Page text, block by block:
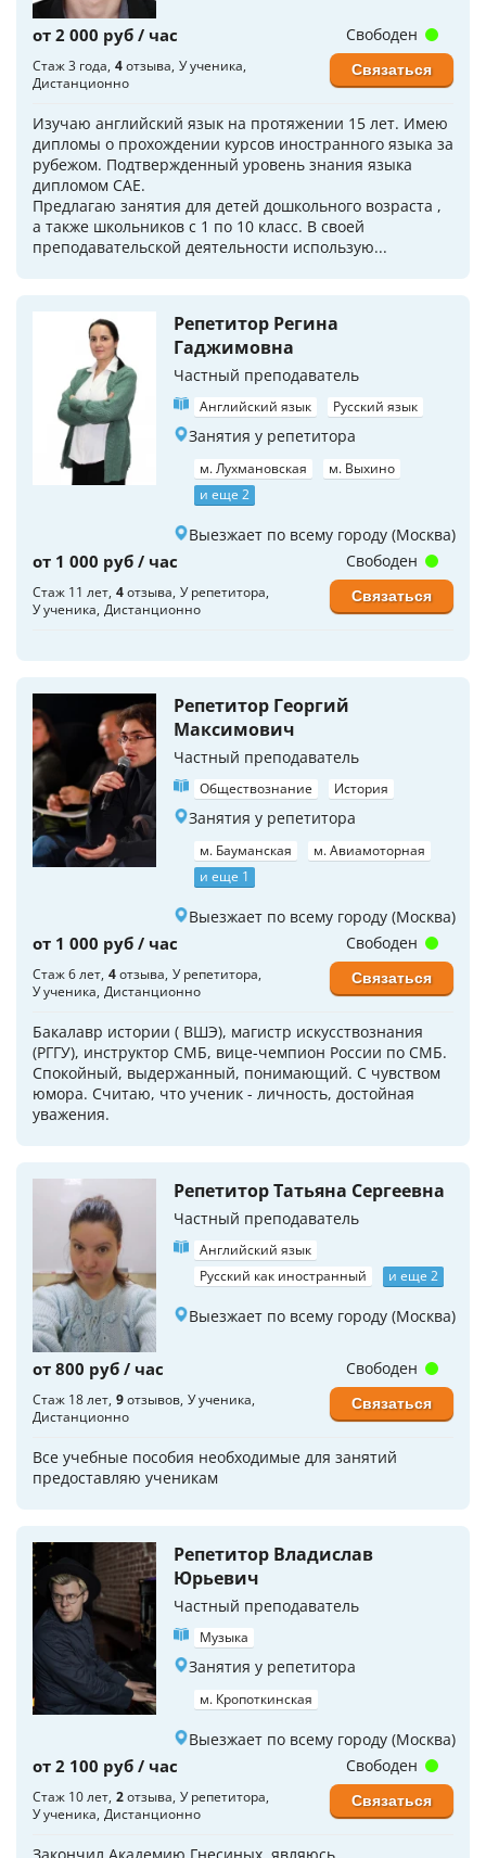
от 2 000 руб / час
Стаж 3 года 4отзыва У ученика
Дистанционно
Изучаю английский язык на протяжении 15 лет. Имею
дипломы о прохождении курсов иностранного языка за
рубежом. Подтвержденный уровень знания языка
дипломом CAE.
Предлагаю занятия для детей дошкольного возраста ,
а также школьников с 1 по 10 класс. В своей
преподавательской деятельности использую...
Свободен
Связаться
Репетитор Регина
Гаджимовна
Частный преподаватель
Английский язык Русский язык
Занятия у репетитора
м. Лухмановская
м. Выхино
и еще 2
Выезжает по всему городу (Москва)
от 1 000 руб / час
Стаж 11 лет 4отзыва У репетитора
У ученика Дистанционно
Свободен
Связаться
Репетитор Георгий
Максимович
Частный преподаватель
Обществознание История
Занятия у репетитора
м. Бауманская
м. Авиамоторная
и еще 1
Выезжает по всему городу (Москва)
от 1 000 руб / час
Стаж 6 лет 4отзыва У репетитора
У ученика Дистанционно
Бакалавр истории ( ВШЭ), магистр искусствознания
(РГГУ), инструктор СМБ, вице-чемпион России по СМБ.
Спокойный, выдержанный, понимающий. С чувством
юмора. Считаю, что ученик - личность, достойная
уважения.
Свободен
Связаться
Репетитор Татьяна Сергеевна
Частный преподаватель
Английский язык
Русский как иностранный
и еще 2
Выезжает по всему городу (Москва)
от 800 руб / час
Стаж 18 лет 9отзывов У ученика
Дистанционно
Все учебные пособия необходимые для занятий
предоставляю ученикам
Свободен
Связаться
Репетитор Владислав
Юрьевич
Частный преподаватель
Музыка
Занятия у репетитора
м. Кропоткинская
Выезжает по всему городу (Москва)
от 2 100 руб / час
Стаж 10 лет 2отзыва У репетитора
У ученика Дистанционно
Свободен
Связаться